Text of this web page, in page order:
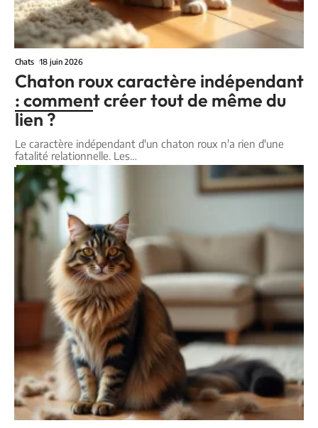
Chats 18 juin 2026
Chaton roux caractère indépendant
: comment créer tout de même du
lien ?
Le caractère indépendant d'un chaton roux n'a rien d'une
fatalité relationnelle. Les…